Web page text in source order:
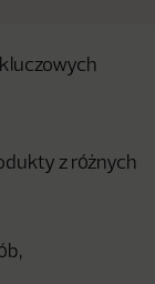
z różnych